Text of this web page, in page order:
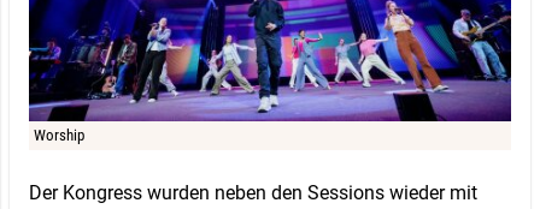
Worship
Der Kongress wurden neben den Sessions wieder mit